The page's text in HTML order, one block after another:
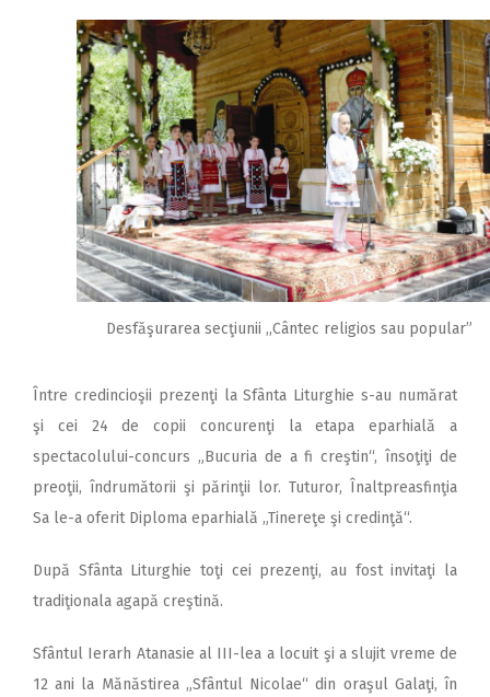
Desfăşurarea secţiunii ,,Cântec religios sau popular”
Între credincioşii prezenţi la Sfânta Liturghie s-au numărat
şi cei 24 de copii concurenţi la etapa eparhială a
spectacolului-concurs „Bucuria de a fi creştin“, însoţiţi de
preoţii, îndrumătorii şi părinţii lor. Tuturor, Înaltpreasfinţia
Sa le-a oferit Diploma eparhială „Tinereţe şi credinţă“.
După Sfânta Liturghie toţi cei prezenţi, au fost invitaţi la
tradiţionala agapă creştină.
Sfântul Ierarh Atanasie al III-lea a locuit şi a slujit vreme de
12 ani la Mănăstirea „Sfântul Nicolae“ din oraşul Galaţi, în